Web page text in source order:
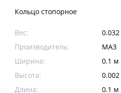
Кольцо стопорное
Вес:
0.032
Производитель:
МАЗ
Ширина:
0.1 м
Высота:
Длина:
0.1 м